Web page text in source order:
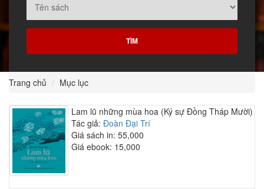
Trang chủ Mục lục
Lam lũ những mùa hoa (Ký sự Đồng Tháp Mười)
Tác giả: Đoàn Đại Trí
Giá sách in: 55,000
Giá ebook: 15,000